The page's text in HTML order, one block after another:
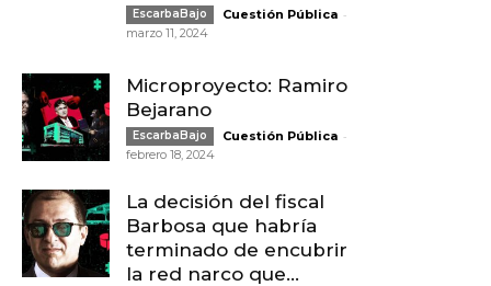
EscarbaBajo Cuestión Pública -
marzo 11, 2024
Microproyecto: Ramiro
Bejarano
EscarbaBajo Cuestión Pública -
febrero 18, 2024
La decisión del fiscal
Barbosa que habría
terminado de encubrir
la red narco que...